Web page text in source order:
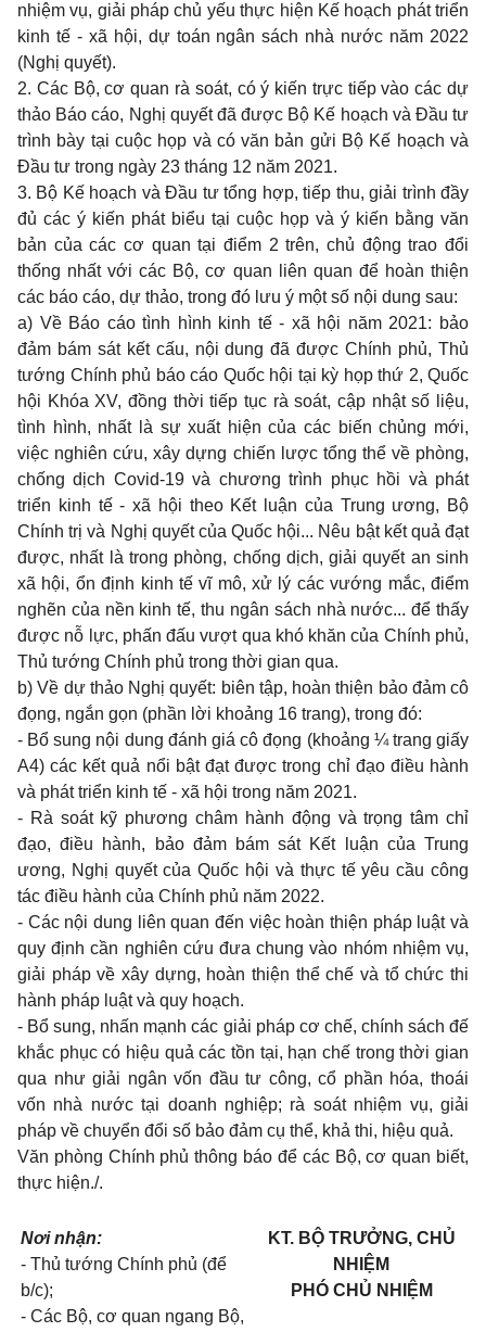
nhiệm vụ, giải pháp chủ yếu thực hiện Kế hoạch phát triển
kinh tế - xã hội, dự toán ngân sách nhà nước năm 2022
(Nghị quyết).
2. Các Bộ, cơ quan rà soát, có ý kiến trực tiếp vào các dự
thảo Báo cáo, Nghị quyết đã được Bộ Kế hoạch và Đầu tư
trình bày tại cuộc họp và có văn bản gửi Bộ Kế hoạch và
Đầu tư trong ngày 23 tháng 12 năm 2021.
3. Bộ Kế hoạch và Đầu tư tổng hợp, tiếp thu, giải trình đầy
đủ các ý kiến phát biểu tại cuộc họp và ý kiến bằng văn
bản của các cơ quan tại điểm 2 trên, chủ động trao đổi
thống nhất với các Bộ, cơ quan liên quan để hoàn thiện
các báo cáo, dự thảo, trong đó lưu ý một số nội dung sau:
a) Về Báo cáo tình hình kinh tế - xã hội năm 2021: bảo
đảm bám sát kết cấu, nội dung đã được Chính phủ, Thủ
tướng Chính phủ báo cáo Quốc hội tại kỳ họp thứ 2, Quốc
hội Khóa XV, đồng thời tiếp tục rà soát, cập nhật số liệu,
tình hình, nhất là sự xuất hiện của các biến chủng mới,
việc nghiên cứu, xây dựng chiến lược tổng thể về phòng,
chống dịch Covid-19 và chương trình phục hồi và phát
triển kinh tế - xã hội theo Kết luận của Trung ương, Bộ
Chính trị và Nghị quyết của Quốc hội... Nêu bật kết quả đạt
được, nhất là trong phòng, chống dịch, giải quyết an sinh
xã hội, ổn định kinh tế vĩ mô, xử lý các vướng mắc, điểm
nghẽn của nền kinh tế, thu ngân sách nhà nước... để thấy
được nỗ lực, phấn đấu vượt qua khó khăn của Chính phủ,
Thủ tướng Chính phủ trong thời gian qua.
b) Về dự thảo Nghị quyết: biên tập, hoàn thiện bảo đảm cô
đọng, ngắn gọn (phần lời khoảng 16 trang), trong đó:
- Bổ sung nội dung đánh giá cô đọng (khoảng ¼ trang giấy
A4) các kết quả nổi bật đạt được trong chỉ đạo điều hành
và phát triển kinh tế - xã hội trong năm 2021.
- Rà soát kỹ phương châm hành động và trọng tâm chỉ
đạo, điều hành, bảo đảm bám sát Kết luận của Trung
ương, Nghị quyết của Quốc hội và thực tế yêu cầu công
tác điều hành của Chính phủ năm 2022.
- Các nội dung liên quan đến việc hoàn thiện pháp luật và
quy định cần nghiên cứu đưa chung vào nhóm nhiệm vụ,
giải pháp về xây dựng, hoàn thiện thể chế và tổ chức thi
hành pháp luật và quy hoạch.
- Bổ sung, nhấn mạnh các giải pháp cơ chế, chính sách đế
khắc phục có hiệu quả các tồn tại, hạn chế trong thời gian
qua như giải ngân vốn đầu tư công, cổ phần hóa, thoái
vốn nhà nước tại doanh nghiệp; rà soát nhiệm vụ, giải
pháp về chuyển đổi số bảo đảm cụ thể, khả thi, hiệu quả.
Văn phòng Chính phủ thông báo để các Bộ, cơ quan biết,
thực hiện./.
Nơi nhận:
- Thủ tướng Chính phủ (để
b/c);
- Các Bộ, cơ quan ngang Bộ,
KT. BỘ TRƯỞNG, CHỦ
NHIỆM
PHÓ CHỦ NHIỆM